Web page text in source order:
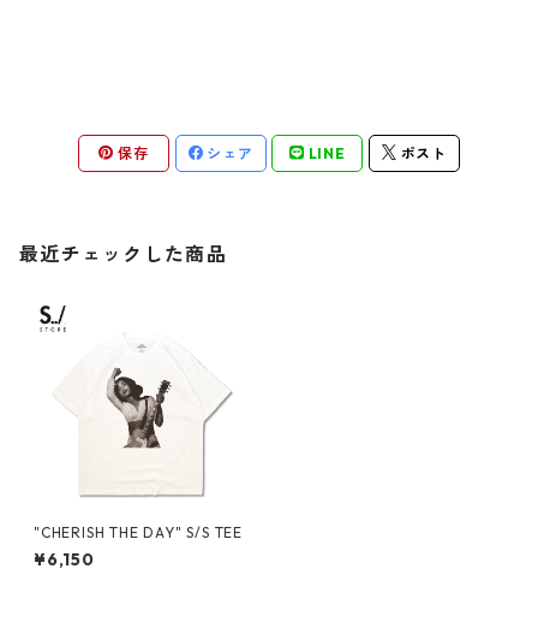
保存 シェア LINE ポスト
最近チェックした商品
"CHERISH THE DAY" S/S TEE
¥6,150